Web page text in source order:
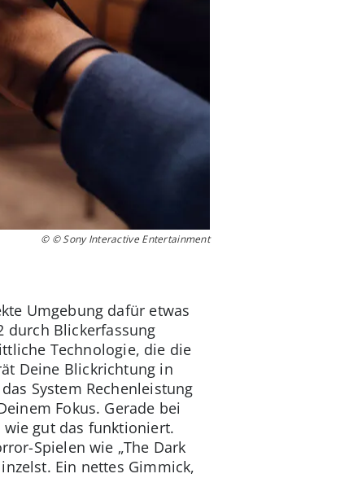
© © Sony Interactive Entertainment
Umgebung dafür etwas
durch Blickerfassung
Technologie, die die
Deine Blickrichtung in
System Rechenleistung
Fokus. Gerade bei
gut das funktioniert.
Spielen wie „The Dark
Ein nettes Gimmick,